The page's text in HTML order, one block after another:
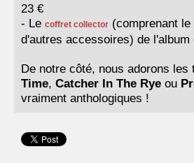
23 €
- Le coffret collector (comprenant
d'autres accessoires) de l'album
De notre côté, nous adorons les
Time, Catcher In The Rye ou
vraiment anthologiques !